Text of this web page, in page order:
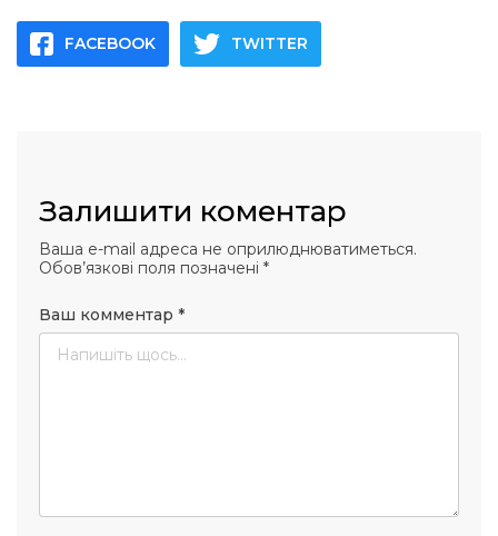
FACEBOOK TWITTER
Залишити коментар
Ваша e-mail адреса не оприлюднюватиметься.
Обов’язкові поля позначені *
Ваш комментар *